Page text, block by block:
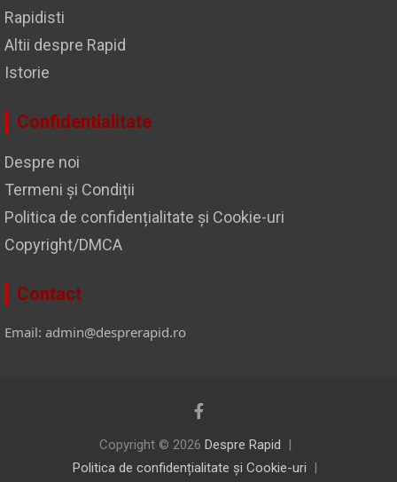
Rapidisti
Altii despre Rapid
Istorie
Confidentialitate
Despre noi
Termeni și Condiții
Politica de confidențialitate și Cookie-uri
Copyright/DMCA
Contact
Email: admin@desprerapid.ro
Copyright © 2026 Despre Rapid
Politica de confidențialitate și Cookie-uri